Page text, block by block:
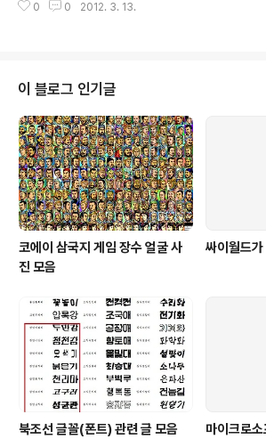
야 I get a good feeling, yeah 난 이런 좋은 기분을
0 0 2012. 3. 13.
이 블로그 인기글
코에이 삼국지 게임 장수 얼굴 사
진 모음
싸이월드
북조선 글꼴(폰트) 관련 글 모음
마이크로